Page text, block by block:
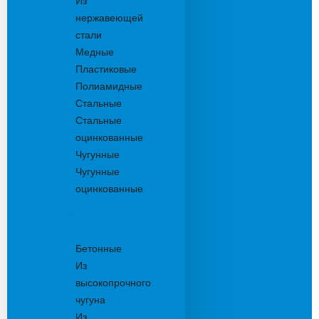
нержавеющей
стали
Медные
Пластиковые
Полиамидные
Стальные
Стальные
оцинкованные
Чугунные
Чугунные
оцинкованные
Бетонные
Из
высокопрочного
чугуна